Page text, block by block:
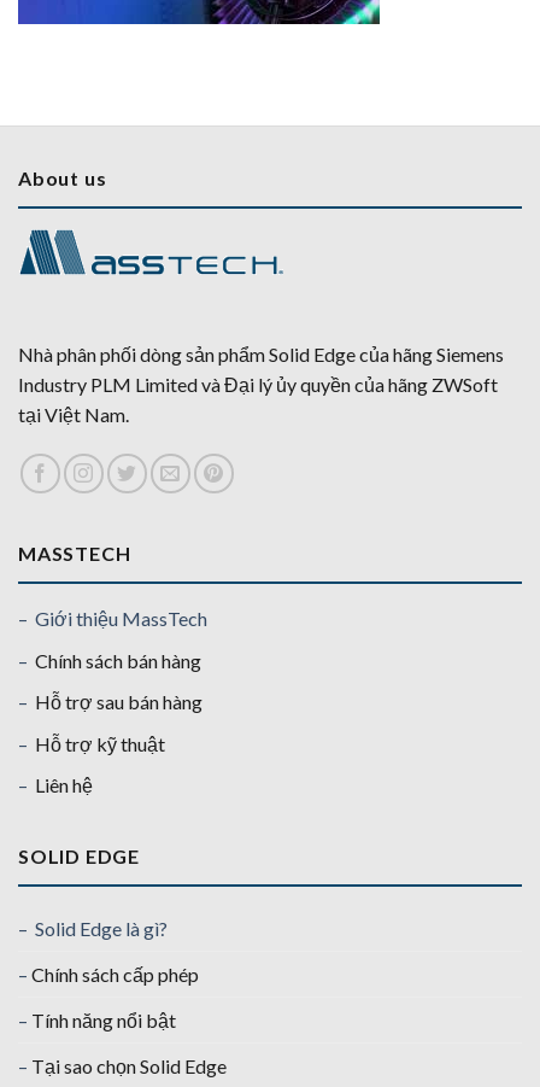
About us
Nhà phân phối dòng sản phẩm Solid Edge của hãng Siemens
Industry PLM Limited và Đại lý ủy quyền của hãng ZWSoft
tại Việt Nam.
MASSTECH
– Giới thiệu MassTech
– Chính sách bán hàng
– Hỗ trợ sau bán hàng
– Hỗ trợ kỹ thuật
– Liên hệ
SOLID EDGE
– Solid Edge là gì?
– Chính sách cấp phép
– Tính năng nổi bật
– Tại sao chọn Solid Edge